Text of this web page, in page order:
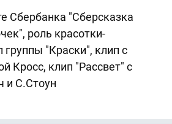
Сбербанка "Сберсказка
роль красотки-
группы "Краски", клип с
Кросс, клип "Рассвет" с
и С.Стоун